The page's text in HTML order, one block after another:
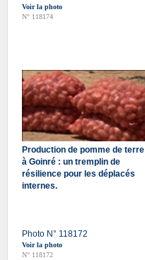
Voir la photo
N° 118174
Production de pomme de terre
à Goinré : un tremplin de
résilience pour les déplacés
internes.
Photo N° 118172
Voir la photo
N° 118172